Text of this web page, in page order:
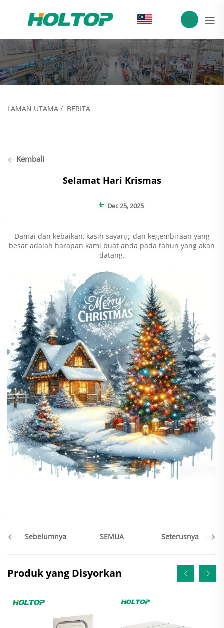
LAMAN UTAMA / BERITA
Kembali
Selamat Hari Krismas
Dec 25, 2025
Damai dan kebaikan, kasih sayang, dan kegembiraan yang
besar adalah harapan kami buat anda pada tahun yang akan
datang.
Sebelumnya SEMUA Seterusnya
Produk yang Disyorkan